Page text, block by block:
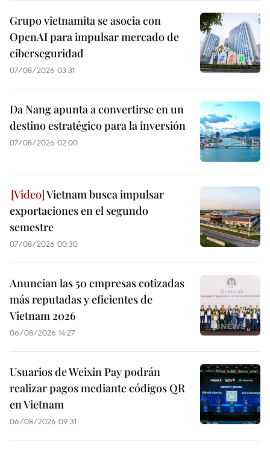
Grupo vietnamita se asocia con
OpenAI para impulsar mercado de
ciberseguridad
07/08/2026 03:31
Da Nang apunta a convertirse en un
destino estratégico para la inversión
07/08/2026 02:00
Vietnam busca impulsar
exportaciones en el segundo
semestre
07/08/2026 00:30
Anuncian las 50 empresas cotizadas
más reputadas y eficientes de
Vietnam 2026
06/08/2026 14:27
Usuarios de Weixin Pay podrán
realizar pagos mediante códigos QR
en Vietnam
06/08/2026 09:31